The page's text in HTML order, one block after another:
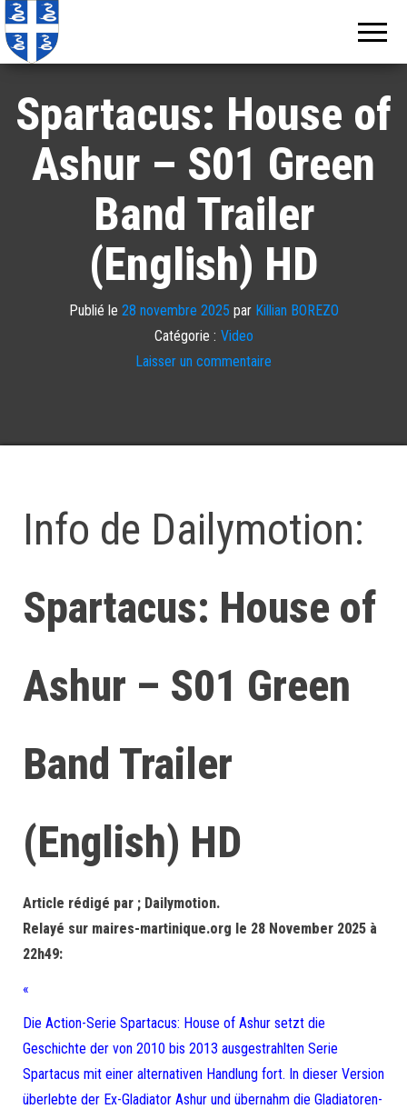
Spartacus: House of
Ashur – S01 Green
Band Trailer
(English) HD
Publié le 28 novembre 2025 par Killian BOREZO
Catégorie : Video
Laisser un commentaire
Info de Dailymotion:
Spartacus: House of
Ashur – S01 Green
Band Trailer
(English) HD
Article rédigé par ; Dailymotion.
Relayé sur maires-martinique.org le 28 November 2025 à
22h49:
«
Die Action-Serie Spartacus: House of Ashur setzt die
Geschichte der von 2010 bis 2013 ausgestrahlten Serie
Spartacus mit einer alternativen Handlung fort. In dieser Version
überlebte der Ex-Gladiator Ashur und übernahm die Gladiatoren-